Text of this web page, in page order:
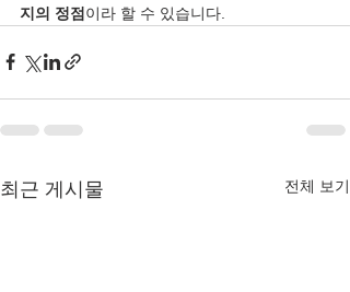
지의 정점이라 할 수 있습니다.
최근 게시물 전체 보기